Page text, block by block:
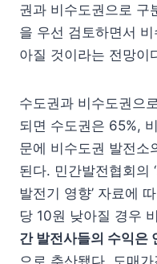
권과 비수도권으로 구
을 우선 검토하면서
아질 것이라는 전망이
수도권과 비수도권으
되면 수도권은 65%,
문에 비수도권 발전소
된다. 민간발전협회의
발전기 영향’ 자료에
당 10원 낮아질 경우
간 발전사들의 수익은
으로 추산됐다. 도매